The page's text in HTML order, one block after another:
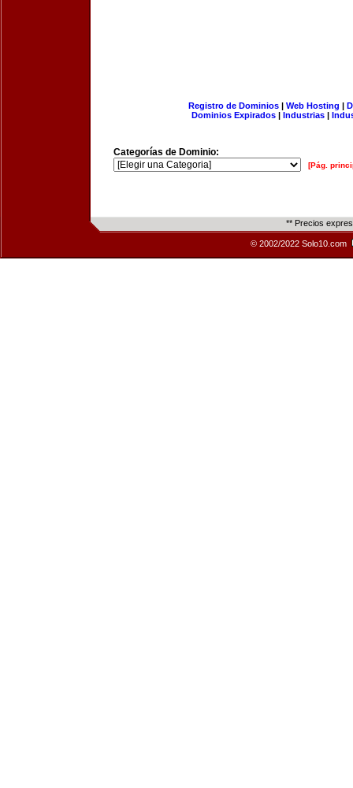
Registro de Dominios| Web Hosting |
Dominios Expirados | Industrias |
Categorías de Dominio:
[Pág.
** Precios
© 2002/2022 Solo10.com